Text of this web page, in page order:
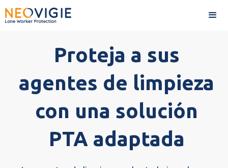
Proteja a sus
agentes de limpieza
con una solución
PTA adaptada